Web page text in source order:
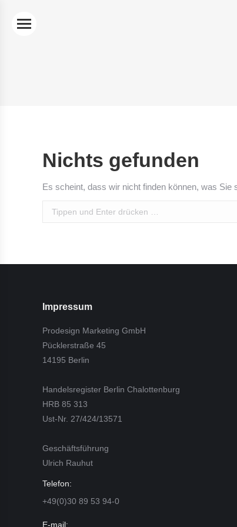
Nichts gefunden
Es scheint, dass wir nicht finden können, was Sie
Search:
Impressum
Prodesign Marketing GmbH
Pücklerstraße 45
14195 Berlin
Handelsregister Berlin Chalottenburg
HRB 85 313
Ust-Nr. 27/424/13571
Geschäftsführung
Ulrich Rauhut
Telefon:
+49(0)30 89 53 94-0
E-mail: